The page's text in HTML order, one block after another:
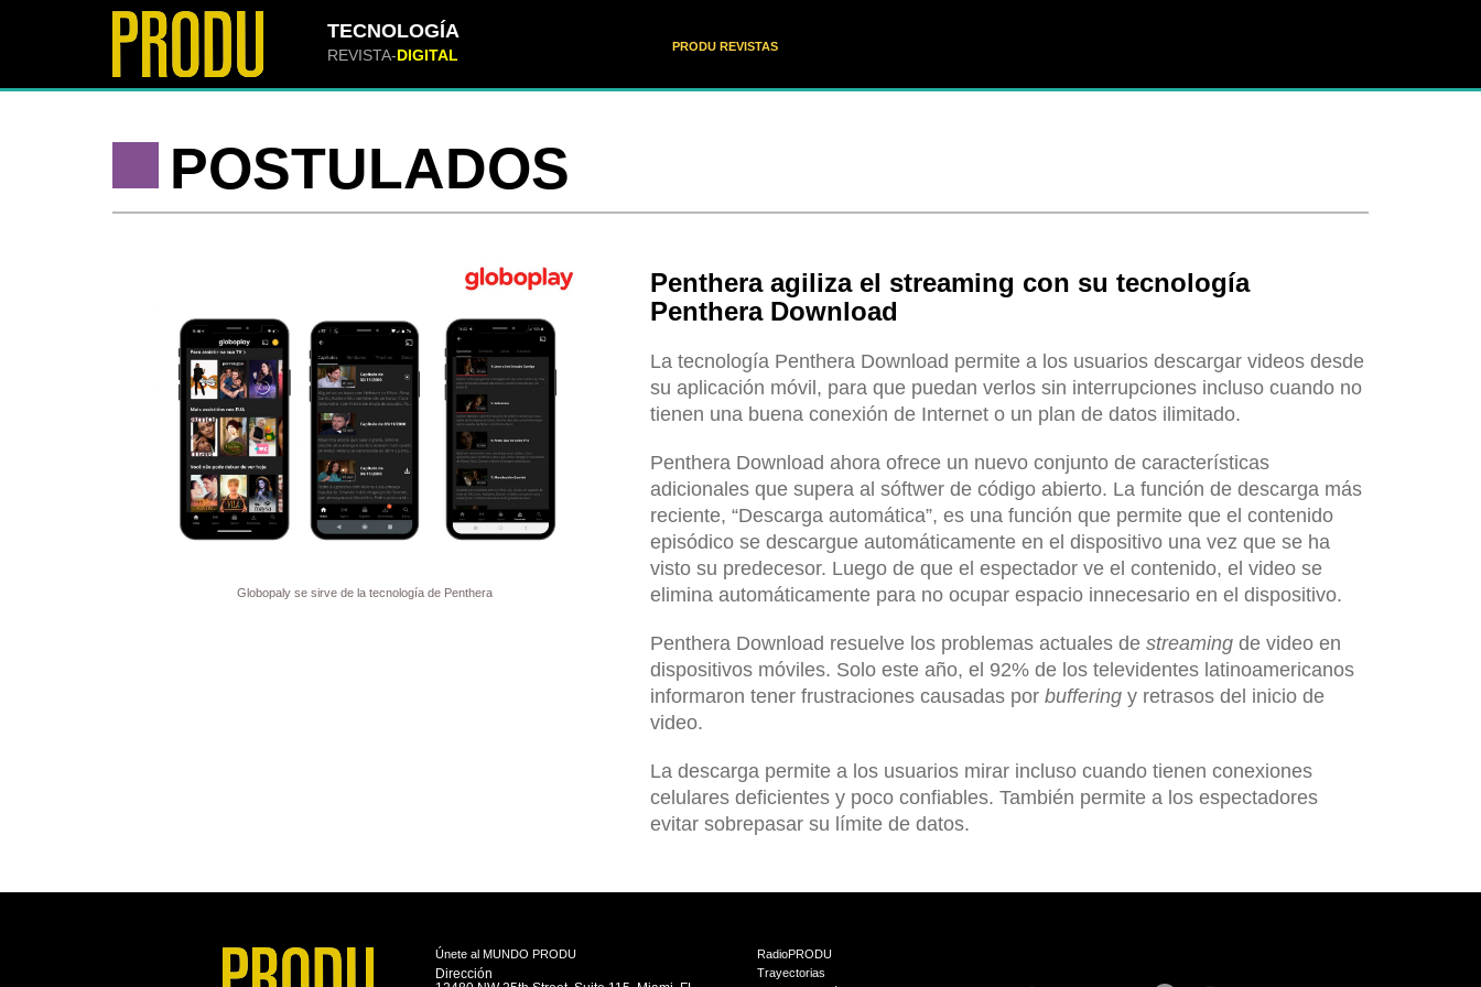
TECNOLOGÍA
REVISTA-DIGITAL PRODU REVISTAS
POSTULADOS
Globopaly se sirve de la tecnología de Penthera
Penthera agiliza el streaming con su tecnología
Penthera Download
La tecnología Penthera Download permite a los usuarios descargar videos desde
su aplicación móvil, para que puedan verlos sin interrupciones incluso cuando no
tienen una buena conexión de Internet o un plan de datos ilimitado.
Penthera Download ahora ofrece un nuevo conjunto de características
adicionales que supera al sóftwer de código abierto. La función de descarga más
reciente, “Descarga automática”, es una función que permite que el contenido
episódico se descargue automáticamente en el dispositivo una vez que se ha
visto su predecesor. Luego de que el espectador ve el contenido, el video se
elimina automáticamente para no ocupar espacio innecesario en el dispositivo.
Penthera Download resuelve los problemas actuales de streamingde video en
dispositivos móviles. Solo este año, el 92% de los televidentes latinoamericanos
informaron tener frustraciones causadas por bufferingy retrasos del inicio de
video.
La descarga permite a los usuarios mirar incluso cuando tienen conexiones
celulares deficientes y poco confiables. También permite a los espectadores
evitar sobrepasar su límite de datos.
Únete al MUNDO PRODU
Dirección
RadioPRODU
Trayectorias